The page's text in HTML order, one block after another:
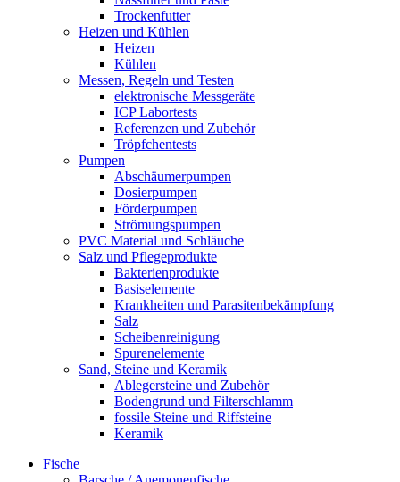
Trockenfutter
Heizen und Kühlen
Heizen
Kühlen
Messen, Regeln und Testen
elektronische Messgeräte
ICP Labortests
Referenzen und Zubehör
Tröpfchentests
Pumpen
Abschäumerpumpen
Dosierpumpen
Förderpumpen
Strömungspumpen
PVC Material und Schläuche
Salz und Pflegeprodukte
Bakterienprodukte
Basiselemente
Krankheiten und Parasitenbekämpfung
Salz
Scheibenreinigung
Spurenelemente
Sand, Steine und Keramik
Ablegersteine und Zubehör
Bodengrund und Filterschlamm
fossile Steine und Riffsteine
Keramik
Fische